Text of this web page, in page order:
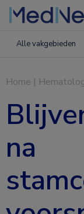
Alle vakgebieden
Home |
na